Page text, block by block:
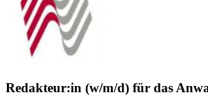
Redakteur:in (w/m/d) für das